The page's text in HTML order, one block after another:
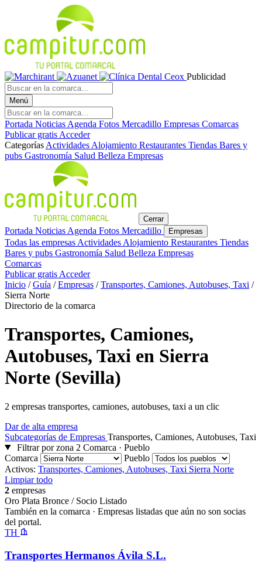
Publicidad
Menú
Portada Noticias Agenda Fotos Mercadillo Empresas Comarcas
Publicar gratis Acceder
Categorías Actividades Alojamiento Restaurantes Tiendas Bares y
pubs Gastronomía Salud Belleza Empresas
Cerrar
Portada Noticias Agenda Fotos Mercadillo Empresas
Todas las empresas Actividades Alojamiento Restaurantes Tiendas
Bares y pubs Gastronomía Salud Belleza Empresas
Comarcas
Publicar gratis Acceder
Inicio / Guía / Empresas / Transportes, Camiones, Autobuses, Taxi /
Sierra Norte
Directorio de la comarca
Transportes, Camiones,
Autobuses, Taxi en Sierra
Norte (Sevilla)
2 empresas transportes, camiones, autobuses, taxi a un clic
Dar de alta empresa
Subcategorías de Empresas Transportes, Camiones, Autobuses, Taxi
Filtrar por zona 2 Comarca · Pueblo
Comarca
Pueblo
Activos: Transportes, Camiones, Autobuses, Taxi Sierra Norte
Limpiar todo
2 empresas
Oro Plata Bronce / Socio Listado
También en la comarca · Empresas listadas que aún no son socias
del portal.
TH
Transportes Hermanos Ávila S.L.